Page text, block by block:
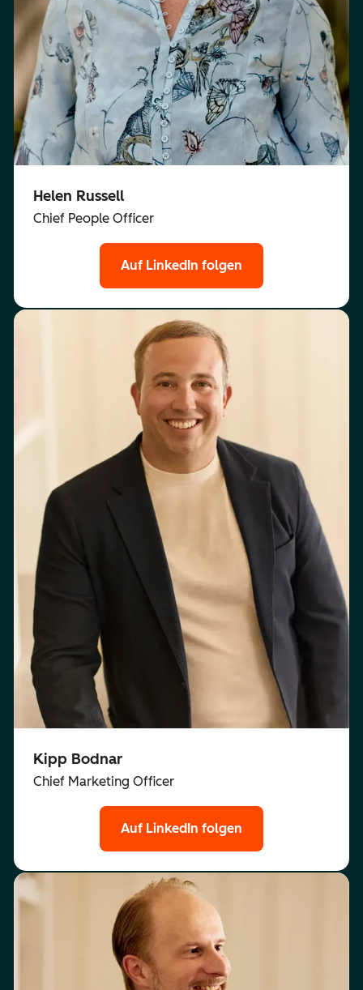
Helen Russell
Chief People Officer
Auf LinkedIn folgen
Kipp Bodnar
Chief Marketing Officer
Auf LinkedIn folgen